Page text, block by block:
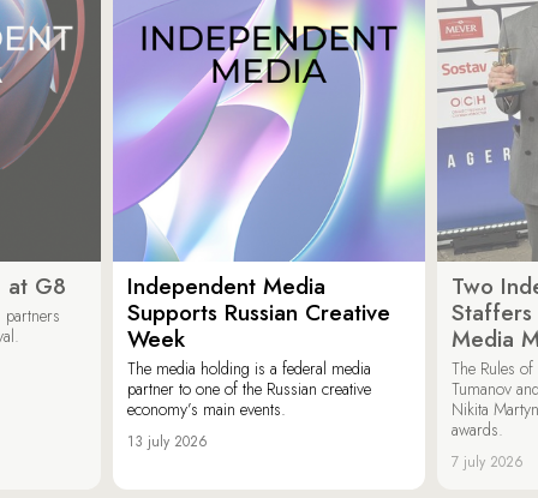
at G8
Independent Media
Supports Russian Creative
Week
The media holding is a federal media
partner to one of the Russian creative
economy’s main events.
13 july 2026
Two
Media
The Rules
Tumanov
Nikita
awards.
7 july 2026